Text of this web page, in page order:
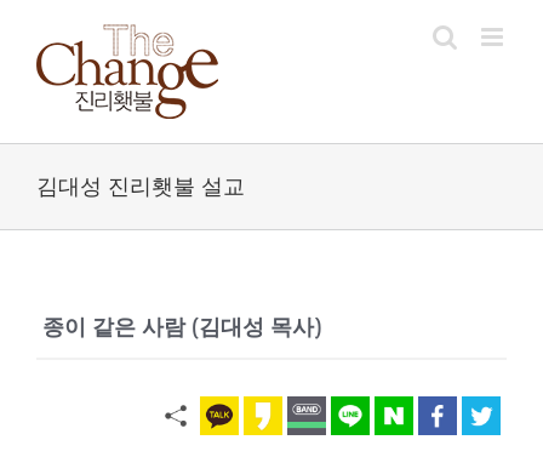
content
김대성 진리횃불 설교
종이 같은 사람 (김대성 목사)